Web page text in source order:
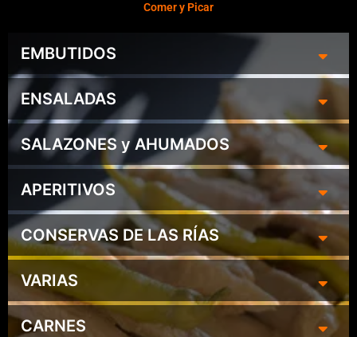
Comer y Picar
EMBUTIDOS
ENSALADAS
SALAZONES y AHUMADOS
APERITIVOS
CONSERVAS DE LAS RÍAS
VARIAS
CARNES